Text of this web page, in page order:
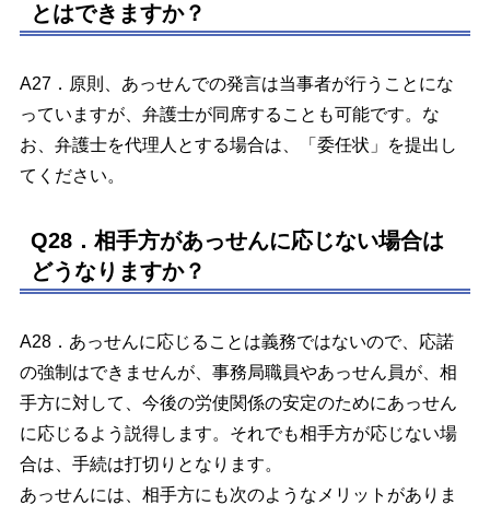
とはできますか？
A27．原則、あっせんでの発言は当事者が行うことにな
っていますが、弁護士が同席することも可能です。な
お、弁護士を代理人とする場合は、「委任状」を提出し
てください。
Q28．相手方があっせんに応じない場合は
どうなりますか？
A28．あっせんに応じることは義務ではないので、応諾
の強制はできませんが、事務局職員やあっせん員が、相
手方に対して、今後の労使関係の安定のためにあっせん
に応じるよう説得します。それでも相手方が応じない場
合は、手続は打切りとなります。
あっせんには、相手方にも次のようなメリットがありま